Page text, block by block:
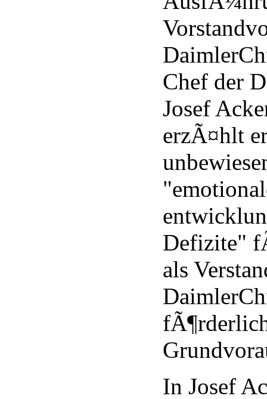
Chef der
Josef
erzÃ¤hlt
Defizite"
als
In Josef